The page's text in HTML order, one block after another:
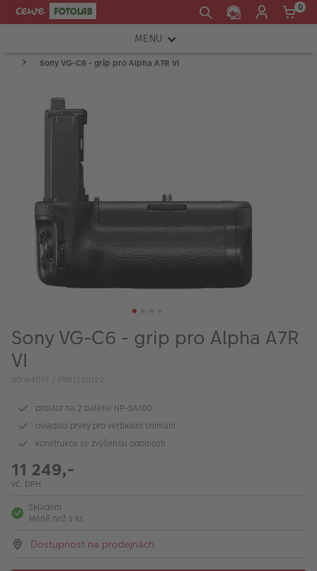
0
MENU
FOTOAPARÁTY
OBJEKTIVY
TISKÁRNY A SKENERY
FOTOBRAŠNY
PŘÍSLUŠENSTVÍ
RÁMEČKY
FOTO BAZAR
Akce a slevy
Fotoprodukty
Sony VG-C6 - grip pro Alpha A7R VI
Sony VG-C6 - grip pro Alpha A7R
VI
80164017 / PIM1286129
prostor na 2 baterie NP-SA100
ovladací prvky pro vertikální snímání
konstrukce se zvýšenou odolností
11 249,-
vč. DPH
Skladem
Méně než 3 ks
Dostupnost na prodejnách